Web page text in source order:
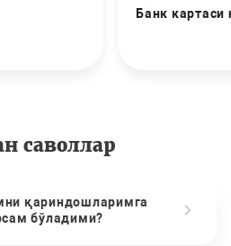
Банк картаси
саволлар
қариндошларимга
бўладими?